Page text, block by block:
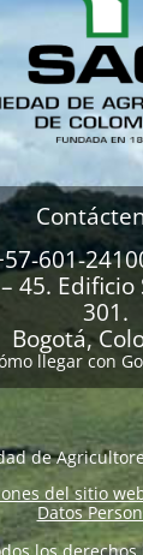
601-
45.
301.
Bogotá,
llegar con
de
del sitio
Datos
los derechos